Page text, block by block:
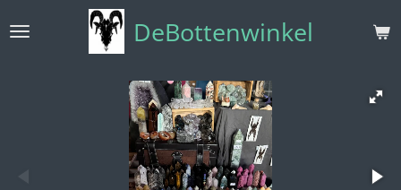
direct
DeBottenwinkel